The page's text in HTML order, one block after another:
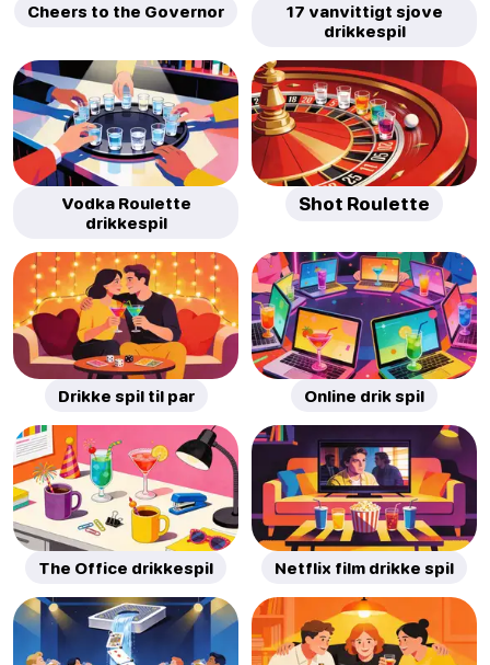
Cheers to the Governor
17 vanvittigt sjove
drikkespil
Vodka Roulette
drikkespil
Shot Roulette
Drikke spil til par Online drik spil
The Office drikkespil Netflix film drikke spil